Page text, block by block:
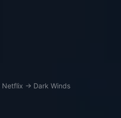
Netflix → Dark Winds